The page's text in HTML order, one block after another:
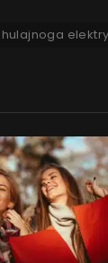
hulajnoga